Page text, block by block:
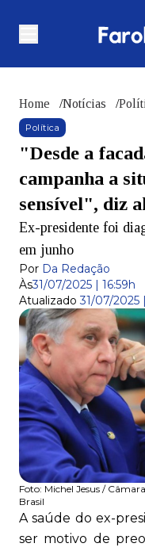
Home /Notícias /
Política
"Desde a
campanha a
sensível", diz
Ex-presidente foi
em junho
Por Da Redação
Às31/07/2025 | 16:59h
Atualizado 31/07/2025
Foto: Michel Jesus /
Brasil
A saúde do ex-
ser motivo de